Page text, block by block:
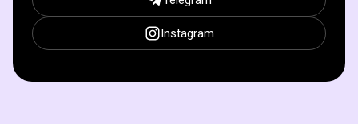
Instagram